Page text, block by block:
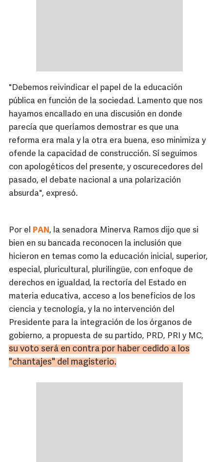
"Debemos reivindicar el papel de la educación
pública en función de la sociedad. Lamento que nos
hayamos encallado en una discusión en donde
parecía que queríamos demostrar es que una
reforma era mala y la otra era buena, eso minimiza y
ofende la capacidad de construcción. Sí seguimos
con apologéticos del presente, y oscurecedores del
pasado, el debate nacional a una polarización
absurda", expresó.
Por el PAN, la senadora Minerva Ramos dijo que si
bien en su bancada reconocen la inclusión que
hicieron en temas como la educación inicial, superior,
especial, pluricultural, plurilingüe, con enfoque de
derechos en igualdad, la rectoría del Estado en
materia educativa, acceso a los beneficios de los
ciencia y tecnología, y la no intervención del
Presidente para la integración de los órganos de
gobierno, a propuesta de su partido, PRD, PRI y MC,
su voto será en contra por haber cedido a los
"chantajes" del magisterio.